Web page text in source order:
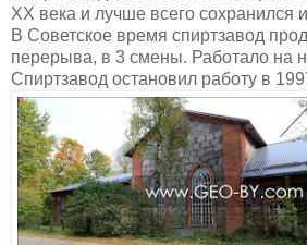
XX века и лучше всего сохранился
В Советское время спиртзавод
перерыва, в 3 смены. Работало на
Спиртзавод остановил работу в